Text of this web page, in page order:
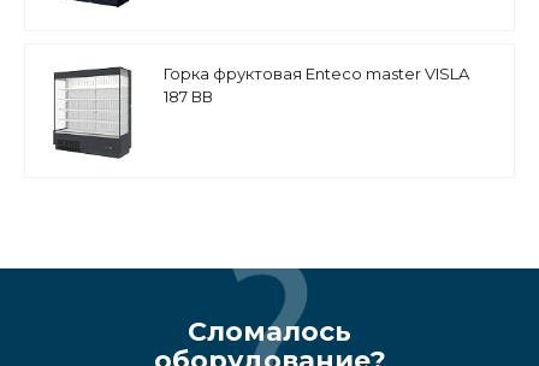
Горка фруктовая Enteco master VISLA
187 ВВ
Сломалось